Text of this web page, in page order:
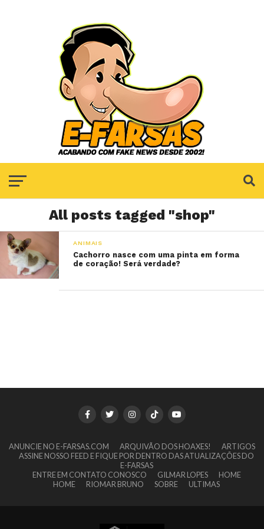
All posts tagged "shop"
ANIMAIS
Cachorro nasce com uma pinta em forma
de coração! Será verdade?
ANUNCIE NO E-FARSAS.COM ARQUIVÃO DOS HOAXES!
ARTIGOS
ASSINE NOSSO FEED E FIQUE POR DENTRO DAS ATUALIZAÇÕES DO
E-FARSAS
ENTRE EM CONTATO CONOSCO
GILMAR LOPES
HOME
HOME
RIOMAR BRUNO SOBRE ULTIMAS